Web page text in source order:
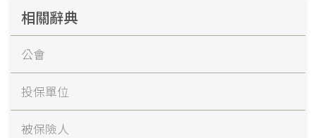
相關辭典
公會
投保單位
被保險人